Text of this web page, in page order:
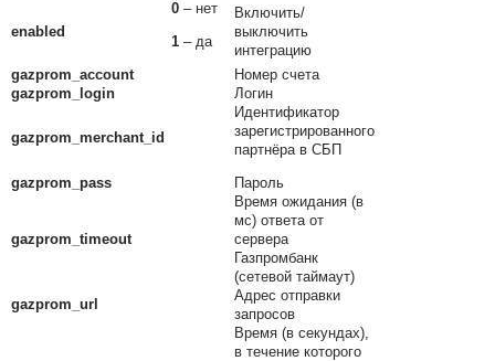
enabled
0– нет
1– да
Включить/
выключить
интеграцию
gazprom_account
Номер счета
gazprom_login
Логин
gazprom_merchant_id
Идентификатор
зарегистрированного
партнёра в СБП
gazprom_pass
Пароль
gazprom_timeout
Время ожидания (в
мс) ответа от
сервера
Газпромбанк
(сетевой таймаут)
gazprom_url
Адрес отправки
запросов
Время (в секундах),
в течение которого